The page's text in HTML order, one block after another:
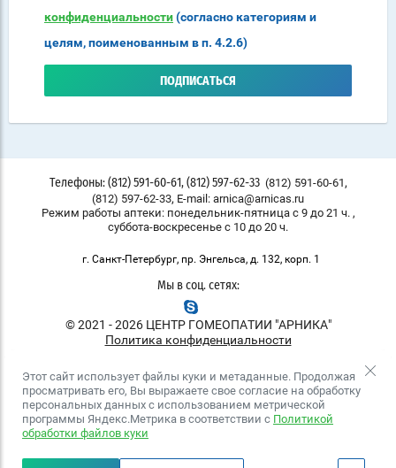
конфиденциальности(согласно категориям и
целям, поименованным в п. 4.2.6)
ПОДПИСАТЬСЯ
Телефоны: (812) 591-60-61, (812) 597-62-33 (812) 591-60-61,
(812) 597-62-33, E-mail: arnica@arnicas.ru
Режим работы аптеки: понедельник-пятница с 9 до 21 ч. ,
суббота-воскресенье с 10 до 20 ч.
г. Санкт-Петербург, пр. Энгельса, д. 132, корп. 1
Мы в соц. сетях:
© 2021 - 2026 ЦЕНТР ГОМЕОПАТИИ "АРНИКА"
Политика конфиденциальности
Этот сайт использует файлы куки и метаданные. Продолжая
просматривать его, Вы выражаете свое согласие на обработку
персональных данных с использованием метрической
программы Яндекс.Метрика в соответствии с Политикой
обработки файлов куки